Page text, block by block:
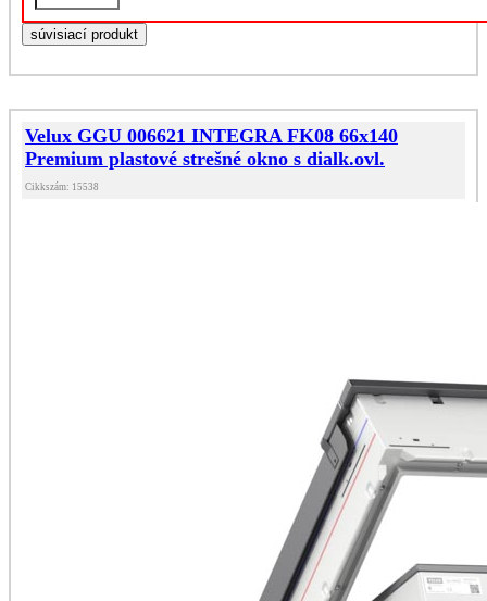
súvisiací produkt
Velux GGU 006621 INTEGRA FK08 66x140
Premium plastové strešné okno s dialk.ovl.
Cikkszám: 15538